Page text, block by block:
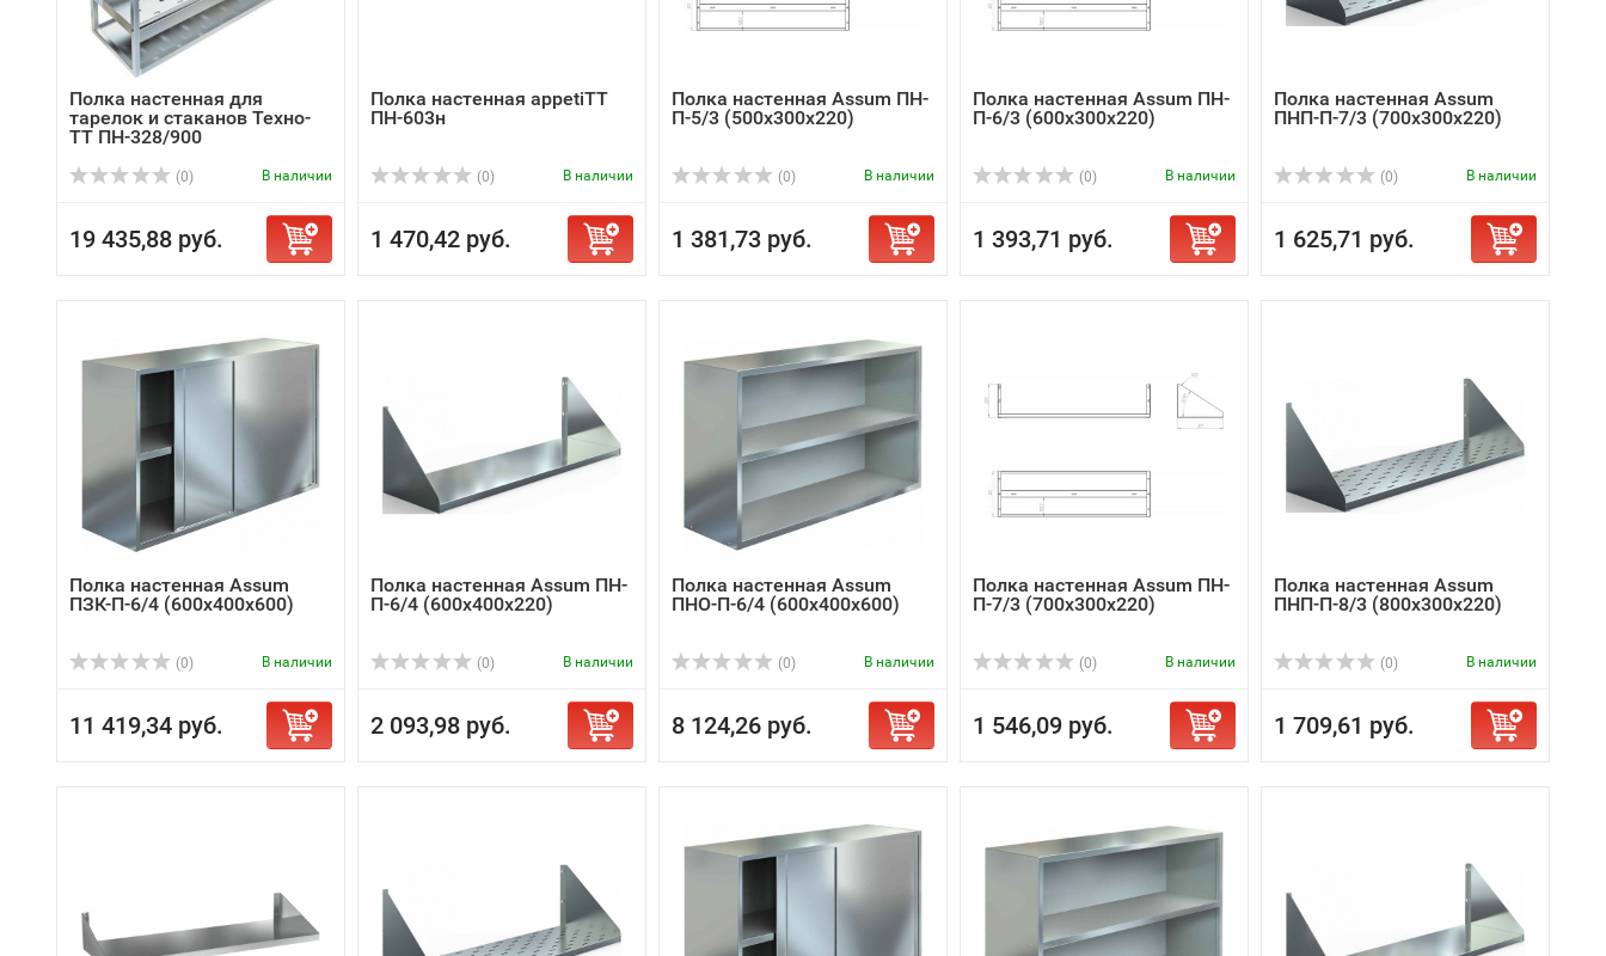
Полка настенная для
тарелок и стаканов Техно-
ТТ ПН-328/900
(0) В наличии
19 435,88 руб.
Полка настенная appetiTT
ПН-603н
(0) В наличии
1 470,42 руб.
Полка настенная Assum ПН-
П-5/3 (500х300х220)
(0) В наличии
1 381,73 руб.
Полка настенная Assum ПН-
П-6/3 (600х300х220)
(0) В наличии
1 393,71 руб.
Полка настенная Assum
ПНП-П-7/3 (700х300х220)
(0) В наличии
1 625,71 руб.
Полка настенная Assum
ПЗК-П-6/4 (600х400х600)
(0) В наличии
11 419,34 руб.
Полка настенная Assum ПН-
П-6/4 (600х400х220)
(0) В наличии
2 093,98 руб.
Полка настенная Assum
ПНО-П-6/4 (600х400х600)
(0) В наличии
8 124,26 руб.
Полка настенная Assum ПН-
П-7/3 (700х300х220)
(0) В наличии
1 546,09 руб.
Полка настенная Assum
ПНП-П-8/3 (800х300х220)
(0) В наличии
1 709,61 руб.